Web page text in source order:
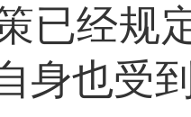
已经规
身也受